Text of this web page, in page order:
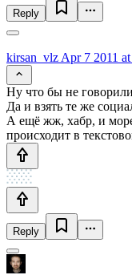
Reply
kirsan_vlz Apr 7 2011
Ну что бы не
Да и взять те же
А ещё жж, хабр, и
происходит в
Reply